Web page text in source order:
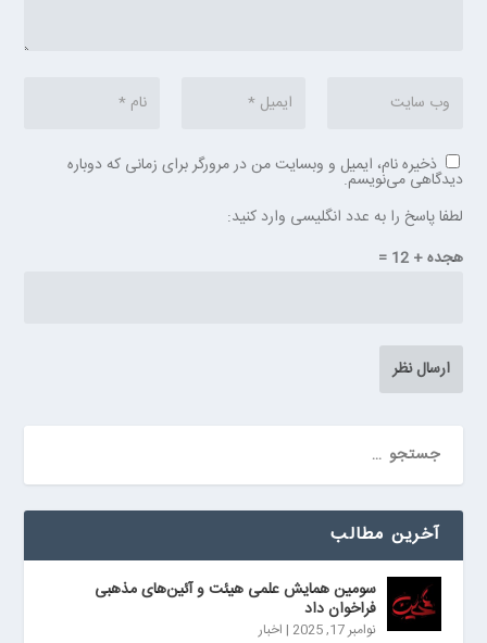
ذخیره نام، ایمیل و وبسایت من در مرورگر برای زمانی که دوباره
دیدگاهی می‌نویسم.
لطفا پاسخ را به عدد انگلیسی وارد کنید:
هجده + 12 =
آخرین مطالب
سومین همایش علمی هیئت و آئین‌های مذهبی
فراخوان داد
نوامبر 17, 2025 | اخبار